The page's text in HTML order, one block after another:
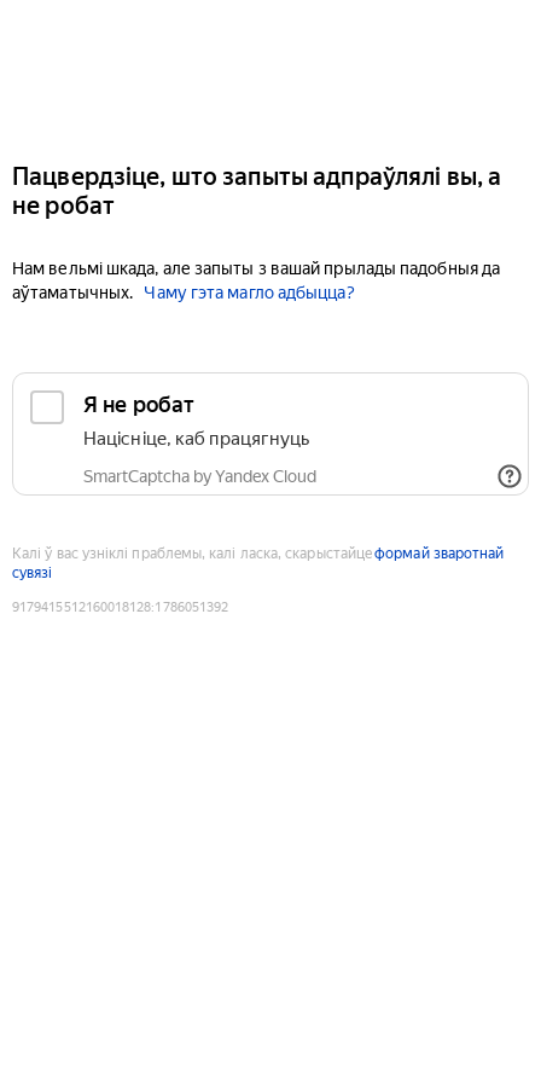
Пацвердзіце, што запыты адпраўлялі вы, а
не робат
Нам вельмі шкада, але запыты з вашай прылады падобныя да
аўтаматычных.
Чаму гэта магло адбыцца?
Я не робат
Націсніце, каб працягнуць
SmartCaptcha by Yandex Cloud
Калі ў вас узніклі праблемы, калі ласка, скарыстайцеформай зваротнай
сувязі
9179415512160018128:1786051392